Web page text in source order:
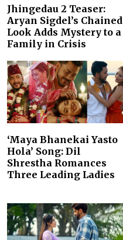
Jhingedau 2 Teaser:
Aryan Sigdel’s Chained
Look Adds Mystery to a
Family in Crisis
‘Maya Bhanekai Yasto
Hola’ Song: Dil
Shrestha Romances
Three Leading Ladies